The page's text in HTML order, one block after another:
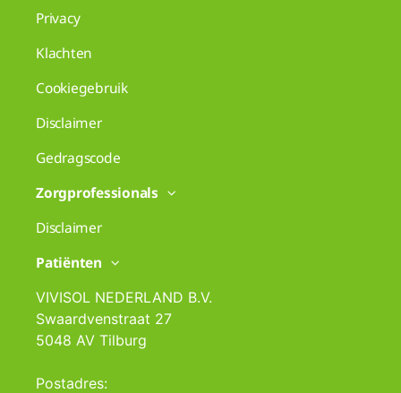
Privacy
Klachten
Cookiegebruik
Disclaimer
Gedragscode
Zorgprofessionals
Disclaimer
Patiënten
VIVISOL NEDERLAND B.V.
Swaardvenstraat 27
5048 AV Tilburg
Postadres: